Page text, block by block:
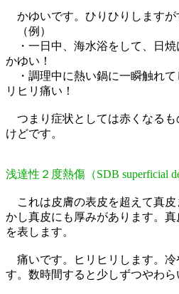
かゆいです。ひりひりしますが
（例）
・一日中、海水浴をして、日焼
かゆい！
・調理中に熱い鍋に一瞬触れて
リヒリ痛い！
つまり症状としては赤くなるも
けどです。
浅達性２度熱傷（SDB superficial
これは皮膚の表皮を超えて真皮
かし真皮にも厚みがあります。
を表します。
痛いです。ヒリヒリします。冷
す。数時間すると少しずつやわら